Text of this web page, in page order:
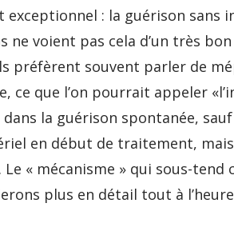
: la guérison sans
ne voient pas cela d’un très
préfèrent souvent parler de
ce que l’on pourrait appeler
la guérison spontanée,
en début de traitement,
« mécanisme » qui sous-
plus en détail tout à